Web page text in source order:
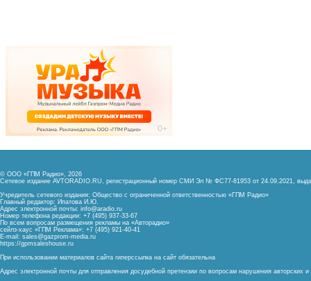
© ООО «ГПМ Радио», 2026
Сетевое издание AVTORADIO.RU, регистрационный номер СМИ Эл № ФС77-81953 от 24.09.2021,
Учредитель сетевого издания: Общество с ограниченной ответственностью «ГПМ Радио»
Главный редактор: Ипатова И.Ю.
Адрес электронной почты: info@aradio.ru
Номер телефона редакции: +7 (495) 937-33-67
По всем вопросам размещения рекламы на «Авторадио»
сейлз-хаус «ГПМ Реклама»: +7 (495) 921-40-41
E-mail: sales@gazprom-media.ru
https://gpmsaleshouse.ru
При использовании материалов сайта гиперссылка на сайт обязательна
Адрес электронной почты для отправления досудебной претензии по вопросам нарушения авторских